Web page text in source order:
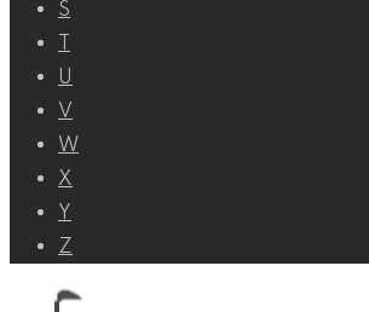
S
U
V
W
X
Y
Z